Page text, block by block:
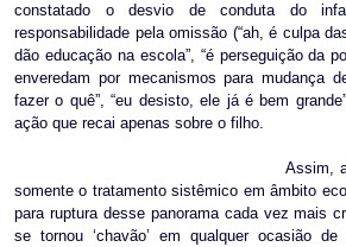
constatado o desvio de conduta do
responsabilidade pela omissão (“ah, é culpa
dão educação na escola”, “é perseguição da
enveredam por mecanismos para mudança
fazer o quê”, “eu desisto, ele já é bem
ação que recai apenas sobre o filho.
Assim,
somente o tratamento sistêmico em âmbito
para ruptura desse panorama cada vez mais
se tornou ‘chavão’ em qualquer ocasião